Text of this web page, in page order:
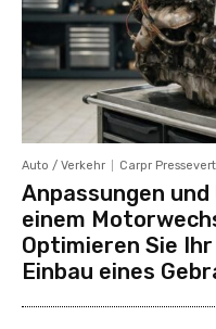
Auto / Verkehr Carpr
Anpassungen
einem
Optimieren Sie
Einbau eines